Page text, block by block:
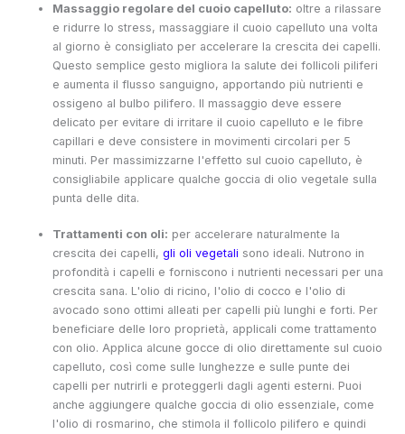
Massaggio regolare del cuoio capelluto: oltre a rilassare
e ridurre lo stress, massaggiare il cuoio capelluto una volta
al giorno è consigliato per accelerare la crescita dei capelli.
Questo semplice gesto migliora la salute dei follicoli piliferi
e aumenta il flusso sanguigno, apportando più nutrienti e
ossigeno al bulbo pilifero. Il massaggio deve essere
delicato per evitare di irritare il cuoio capelluto e le fibre
capillari e deve consistere in movimenti circolari per 5
minuti. Per massimizzarne l'effetto sul cuoio capelluto, è
consigliabile applicare qualche goccia di olio vegetale sulla
punta delle dita.
Trattamenti con oli: per accelerare naturalmente la
crescita dei capelli,gli oli vegetali sono ideali. Nutrono in
profondità i capelli e forniscono i nutrienti necessari per una
crescita sana. L'olio di ricino, l'olio di cocco e l'olio di
avocado sono ottimi alleati per capelli più lunghi e forti. Per
beneficiare delle loro proprietà, applicali come trattamento
con olio. Applica alcune gocce di olio direttamente sul cuoio
capelluto, così come sulle lunghezze e sulle punte dei
capelli per nutrirli e proteggerli dagli agenti esterni. Puoi
anche aggiungere qualche goccia di olio essenziale, come
l'olio di rosmarino, che stimola il follicolo pilifero e quindi